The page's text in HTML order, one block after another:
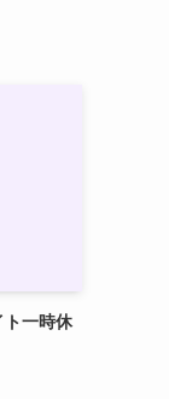
ト一時休